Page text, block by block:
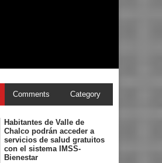
Comments Category
Habitantes de Valle de
Chalco podrán acceder a
servicios de salud gratuitos
con el sistema IMSS-
Bienestar